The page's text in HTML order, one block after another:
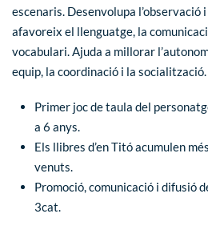
escenaris. Desenvolupa l’observació
afavoreix el llenguatge, la
vocabulari. Ajuda a millorar
equip, la coordinació i la socialització.
Primer joc de taula del
a 6 anys.
Els llibres d’en Titó acumulen
venuts.
Promoció, comunicació i difusió
3cat.